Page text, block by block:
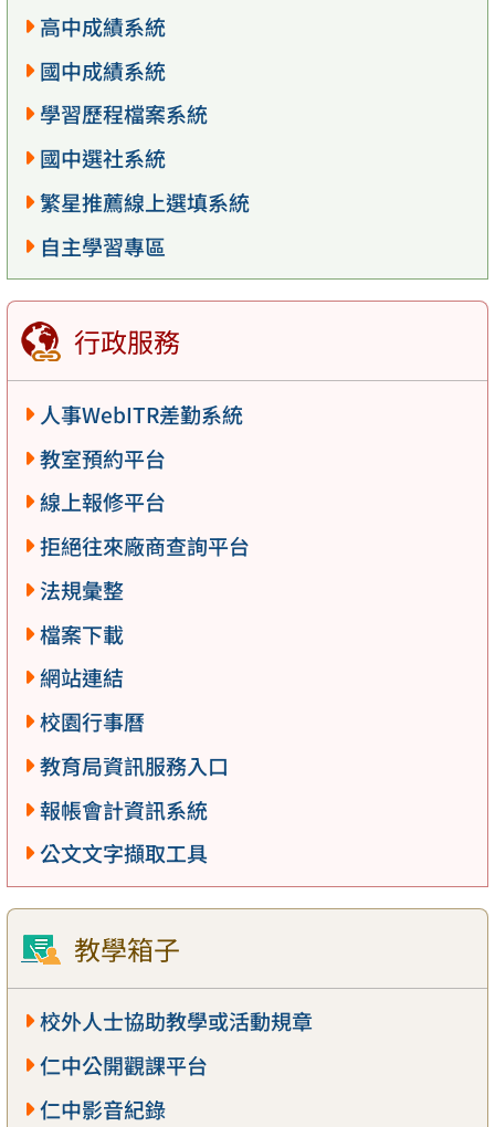
高中成績系統
國中成績系統
學習歷程檔案系統
國中選社系統
繁星推薦線上選填系統
自主學習專區
行政服務
人事WebITR差勤系統
教室預約平台
線上報修平台
拒絕往來廠商查詢平台
法規彙整
檔案下載
網站連結
校園行事曆
教育局資訊服務入口
報帳會計資訊系統
公文文字擷取工具
教學箱子
校外人士協助教學或活動規章
仁中公開觀課平台
仁中影音紀錄